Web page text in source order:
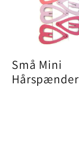
Små Mini
Hårspænder